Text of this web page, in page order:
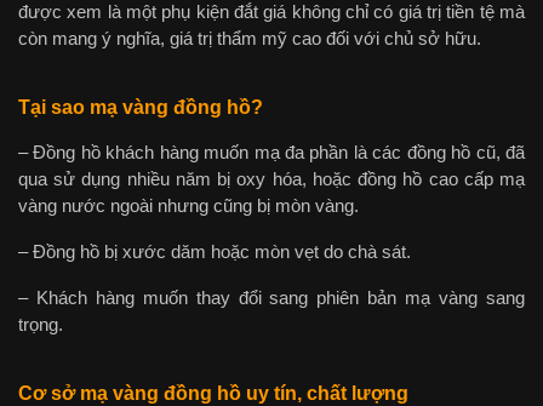
được xem là một phụ kiện đắt giá không chỉ có giá trị tiền tệ mà
còn mang ý nghĩa, giá trị thẩm mỹ cao đối với chủ sở hữu.
Tại sao mạ vàng đồng hồ?
– Đồng hồ khách hàng muốn mạ đa phần là các đồng hồ cũ, đã
qua sử dụng nhiều năm bị oxy hóa, hoặc đồng hồ cao cấp mạ
vàng nước ngoài nhưng cũng bị mòn vàng.
– Đồng hồ bị xước dăm hoặc mòn vẹt do chà sát.
– Khách hàng muốn thay đổi sang phiên bản mạ vàng sang
trọng.
Cơ sở mạ vàng đồng hồ uy tín, chất lượng